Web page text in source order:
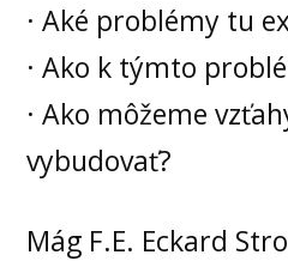
· Aké problémy tu
· Ako k týmto
· Ako môžeme
vybudovať?
Mág F.E. Eckard